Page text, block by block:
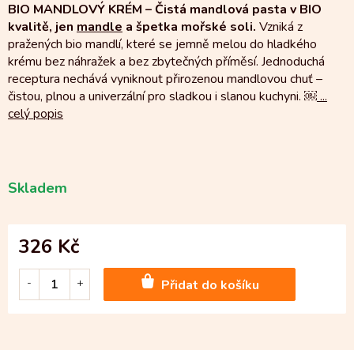
Skladem
BIO MANDLOVÝ KRÉM – Čistá mandlová pasta v BIO
kvalitě, jen mandle a špetka mořské soli. Vzniká z
pražených bio mandlí, které se jemně melou do hladkého
krému bez náhražek a bez zbytečných příměsí. Jednoduchá
receptura nechává vyniknout přirozenou mandlovou chuť –
čistou, plnou a univerzální pro sladkou i slanou kuchyni. ￼...
celý popis
326 Kč
Přidat do košíku